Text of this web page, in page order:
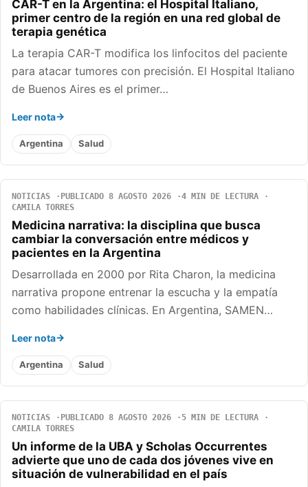
CAR-T en la Argentina: el Hospital Italiano,
primer centro de la región en una red global de
terapia genética
La terapia CAR-T modifica los linfocitos del paciente
para atacar tumores con precisión. El Hospital Italiano
de Buenos Aires es el primer…
Leer nota
Argentina Salud
NOTICIAS PUBLICADO 8 AGOSTO 2026
4 MIN DE LECTURA
CAMILA TORRES
Medicina narrativa: la disciplina que busca
cambiar la conversación entre médicos y
pacientes en la Argentina
Desarrollada en 2000 por Rita Charon, la medicina
narrativa propone entrenar la escucha y la empatía
como habilidades clínicas. En Argentina, SAMEN…
Leer nota
Argentina Salud
NOTICIAS PUBLICADO 8 AGOSTO 2026
5 MIN DE LECTURA
CAMILA TORRES
Un informe de la UBA y Scholas Occurrentes
advierte que uno de cada dos jóvenes vive en
situación de vulnerabilidad en el país